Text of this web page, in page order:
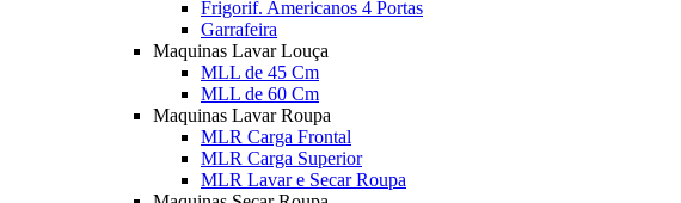
Frigorif. Americanos 4 Portas
Garrafeira
Maquinas Lavar Louça
MLL de 45 Cm
MLL de 60 Cm
Maquinas Lavar Roupa
MLR Carga Frontal
MLR Carga Superior
MLR Lavar e Secar Roupa